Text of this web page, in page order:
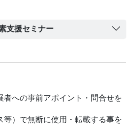
支援セミナー
者への事前アポイント・問合せを
等）で無断に使用・転載する事を